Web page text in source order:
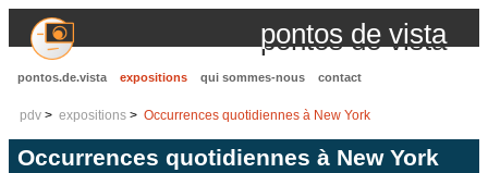
pontos de vista
pontos.de.vista expositions qui sommes-nous contact
pdv expositions Occurrences quotidiennes à New York
Occurrences quotidiennes à New York